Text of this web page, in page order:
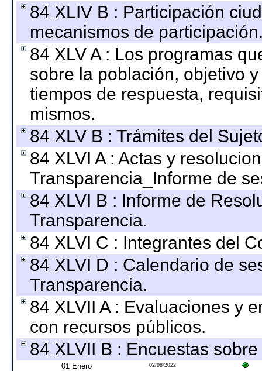
84 XLIV B : Participación
mecanismos de
84 XLV A : Los programas
sobre la población, objetivo
tiempos de respuesta,
mismos.
84 XLV B : Trámites del
84 XLVI A : Actas y
Transparencia_Informe de
84 XLVI B : Informe de
Transparencia.
84 XLVI C : Integrantes del
84 XLVI D : Calendario de
Transparencia.
84 XLVII A : Evaluaciones y
con recursos públicos.
84 XLVII B : Encuestas
01 Enero 02/08/2022